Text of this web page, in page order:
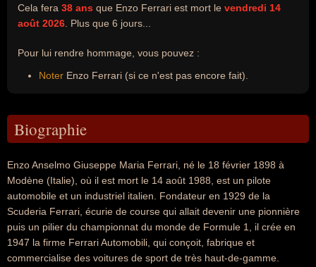
Cela fera 38 ans que Enzo Ferrari est mort le vendredi 14
août 2026 . Plus que 6 jours...
Pour lui rendre hommage, vous pouvez :
Noter Enzo Ferrari (si ce n'est pas encore fait).
Biographie
Enzo Anselmo Giuseppe Maria Ferrari, né le 18 février 1898 à
Modène (Italie), où il est mort le 14 août 1988, est un pilote
automobile et un industriel italien. Fondateur en 1929 de la
Scuderia Ferrari, écurie de course qui allait devenir une pionnière
puis un pilier du championnat du monde de Formule 1, il crée en
1947 la firme Ferrari Automobili, qui conçoit, fabrique et
commercialise des voitures de sport de très haut-de-gamme.